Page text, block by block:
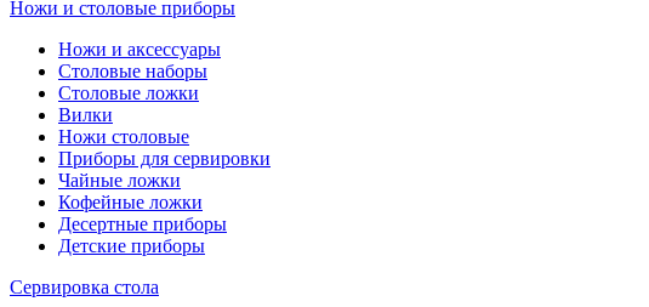
Ножи и столовые приборы
Ножи и аксессуары
Столовые наборы
Столовые ложки
Вилки
Ножи столовые
Приборы для сервировки
Чайные ложки
Кофейные ложки
Десертные приборы
Детские приборы
Сервировка стола